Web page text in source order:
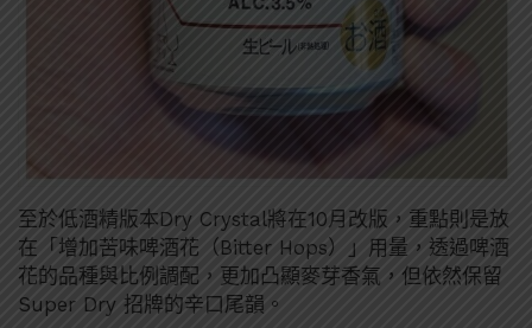
至於低酒精版本Dry Crystal將在10月改版，重點則是放
在「增加苦味啤酒花（Bitter Hops）」用量，透過啤酒
花的品種與比例調配，更加凸顯麥芽香氣，但依然保留
Super Dry 招牌的辛口尾韻。